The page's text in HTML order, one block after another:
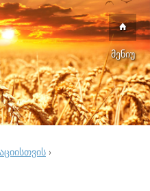
მენიუ
›